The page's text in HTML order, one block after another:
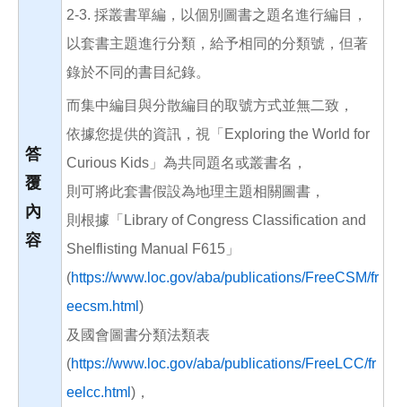
答
覆
內
容
2-3. 採叢書單編，以個別圖書之題名進行編目，
以套書主題進行分類，給予相同的分類號，但著
錄於不同的書目紀錄。
而集中編目與分散編目的取號方式並無二致，
依據您提供的資訊，視「Exploring the World for
Curious Kids」為共同題名或叢書名，
則可將此套書假設為地理主題相關圖書，
則根據「Library of Congress Classification and
Shelflisting Manual F615」
(https://www.loc.gov/aba/publications/FreeCSM/fr
eecsm.html )
及國會圖書分類法類表
(https://www.loc.gov/aba/publications/FreeLCC/fr
eelcc.html )，